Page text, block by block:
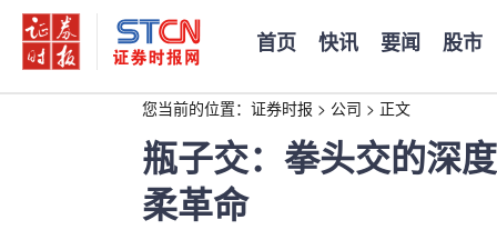
首页 快讯 要闻 股市
您当前的位置： 证券时报 > 公司 > 正文
瓶子交：拳头交的深
柔革命